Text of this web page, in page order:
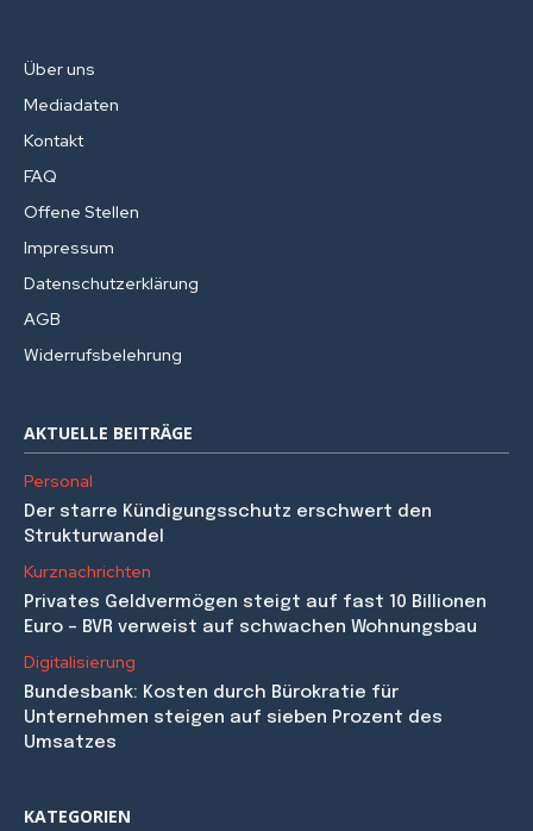
Über uns
Mediadaten
Kontakt
FAQ
Offene Stellen
Impressum
Datenschutzerklärung
AGB
Widerrufsbelehrung
AKTUELLE BEITRÄGE
Personal
Der starre Kündigungsschutz erschwert den
Strukturwandel
Kurznachrichten
Privates Geldvermögen steigt auf fast 10 Billionen
Euro – BVR verweist auf schwachen Wohnungsbau
Digitalisierung
Bundesbank: Kosten durch Bürokratie für
Unternehmen steigen auf sieben Prozent des
Umsatzes
KATEGORIEN